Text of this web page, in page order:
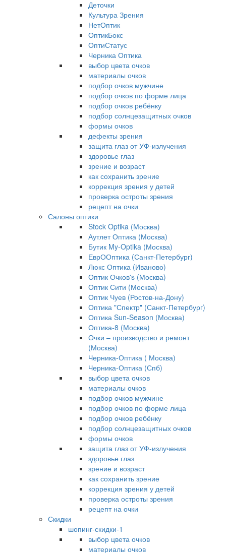
Деточки
Культура Зрения
НетОптик
ОптикБокс
ОптиСтатус
Черника Оптика
выбор цвета очков
материалы очков
подбор очков мужчине
подбор очков по форме лица
подбор очков ребёнку
подбор солнцезащитных очков
формы очков
дефекты зрения
защита глаз от УФ-излучения
здоровье глаз
зрение и возраст
как сохранить зрение
коррекция зрения у детей
проверка остроты зрения
рецепт на очки
Салоны оптики
Stock Optika (Москва)
Аутлет Оптика (Москва)
Бутик My-Optika (Москва)
ЕврООптика (Санкт-Петербург)
Люкс Оптика (Иваново)
Оптик Очков's (Москва)
Оптик Сити (Москва)
Оптик Чуев (Ростов-на-Дону)
Оптика "Спектр" (Санкт-Петербург)
Оптика Sun-Season (Москва)
Оптика-8 (Москва)
Очки – производство и ремонт
(Москва)
Черника-Оптика ( Москва)
Черника-Оптика (Спб)
выбор цвета очков
материалы очков
подбор очков мужчине
подбор очков по форме лица
подбор очков ребёнку
подбор солнцезащитных очков
формы очков
защита глаз от УФ-излучения
здоровье глаз
зрение и возраст
как сохранить зрение
коррекция зрения у детей
проверка остроты зрения
рецепт на очки
Скидки
шопинг-скидки-1
выбор цвета очков
материалы очков